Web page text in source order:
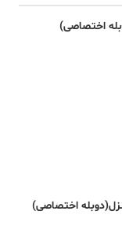
اختصاصی)
اختصاصی)